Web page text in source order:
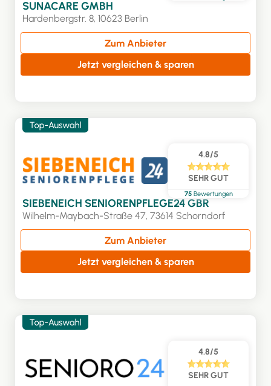
SUNACARE GMBH
Hardenbergstr. 8, 10623 Berlin
Zum Anbieter
Jetzt vergleichen & sparen
4.8/5
SEHR GUT
75 Bewertungen
SIEBENEICH SENIORENPFLEGE24 GBR
Wilhelm-Maybach-Straße 47, 73614 Schorndorf
Zum Anbieter
Jetzt vergleichen & sparen
4.8/5
SEHR GUT